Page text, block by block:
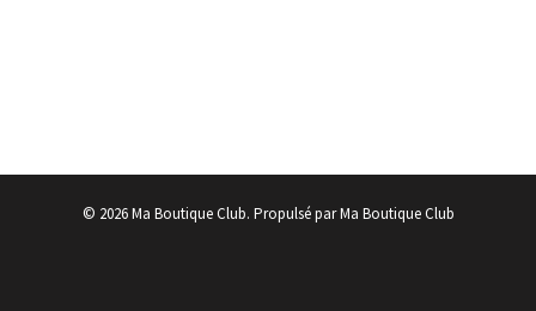
© 2026 Ma Boutique Club. Propulsé par Ma Boutique Club